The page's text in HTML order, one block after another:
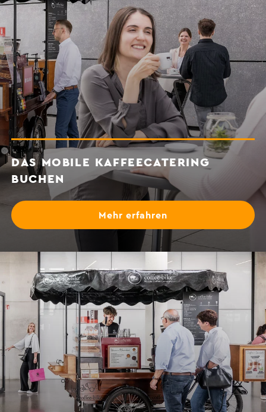
DAS MOBILE KAFFEECATERING
BUCHEN
Mehr erfahren